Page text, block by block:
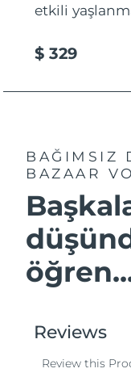
etkili
$ 329
BAĞIMSIZ
BAZAAR